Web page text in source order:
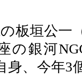
板垣公一
の銀河
身、今年3